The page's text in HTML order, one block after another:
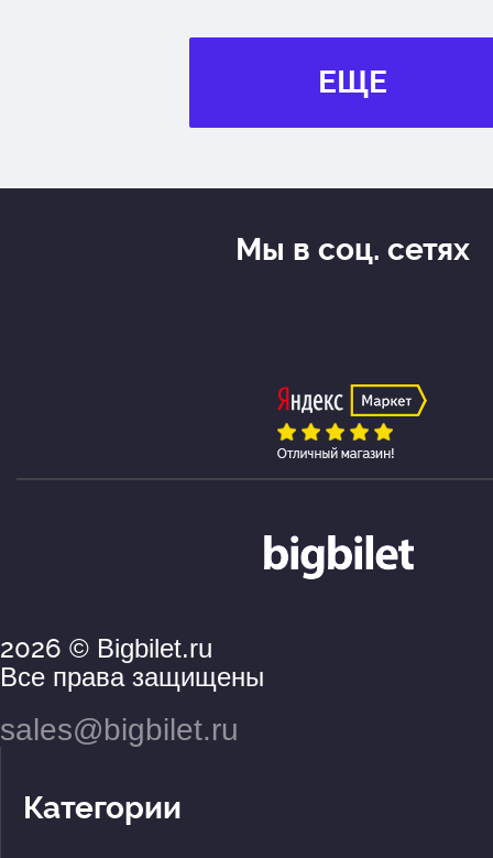
ЕЩЕ
2026 © Bigbilet.ru
Все права защищены
sales@bigbilet.ru
Категории
Мы в соц. сетях